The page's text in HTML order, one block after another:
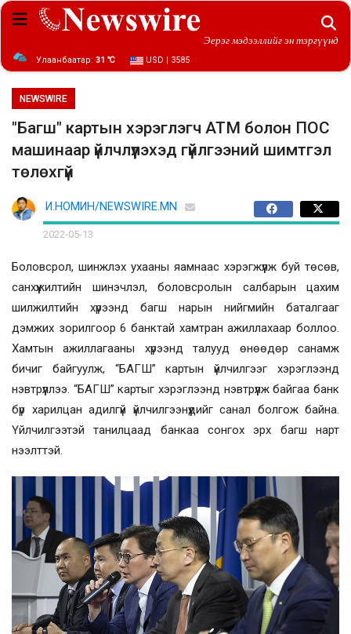
Эерэг мэдээллийг эн тэргүүнд
Улаанбаатар: 31 ℃ USD | 3585
NEWSWIRE
"Багш" картын хэрэглэгч АТМ болон ПОС
машинаар үйлчлүүлэхэд гүйлгээний шимтгэл
төлөхгүй
И.НОМИН/NEWSWIRE.MN
2022-05-13
Боловсрол, шинжлэх ухааны яамнаас хэрэгжүүлж буй төсөв,
санхүүжилтийн шинэчлэл, боловсролын салбарын цахим
шилжилтийн хүрээнд багш нарын нийгмийн баталгааг
дэмжих зорилгоор 6 банктай хамтран ажиллахаар боллоо.
Хамтын ажиллагааны хүрээнд талууд өнөөдөр санамж
бичиг байгуулж, “БАГШ” картын үйлчилгээг хэрэглээнд
нэвтрүүллээ. “БАГШ” картыг хэрэглээнд нэвтрүүлж байгаа банк
бүр харилцан адилгүй үйлчилгээнүүдийг санал болгож байна.
Үйлчилгээтэй танилцаад банкаа сонгох эрх багш нарт
нээлттэй.